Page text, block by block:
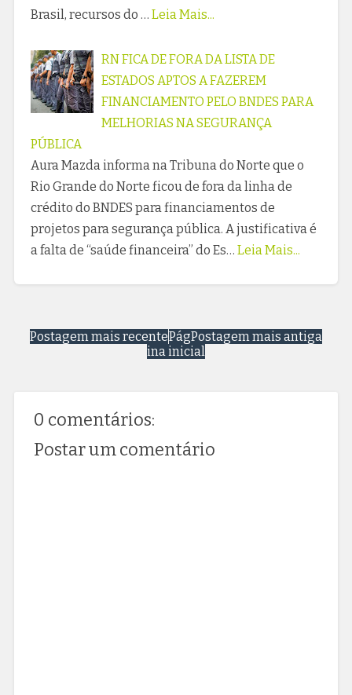
Brasil, recursos do … Leia Mais...
RN FICA DE FORA DA LISTA DE
ESTADOS APTOS A FAZEREM
FINANCIAMENTO PELO BNDES PARA
MELHORIAS NA SEGURANÇA
PÚBLICA
Aura Mazda informa na Tribuna do Norte que o
Rio Grande do Norte ficou de fora da linha de
crédito do BNDES para financiamentos de
projetos para segurança pública. A justificativa é
a falta de “saúde financeira” do Es… Leia Mais...
Postagem mais recente Postagem mais antiga
Pág
ina inicial
0 comentários:
Postar um comentário